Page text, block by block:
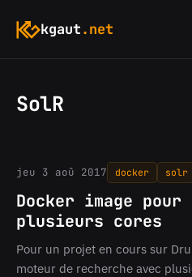
kgaut.net
SolR
jeu 3 aoû 2017 docker solr
Docker image pour
plusieurs cores
Pour un projet en cours sur
moteur de recherche avec